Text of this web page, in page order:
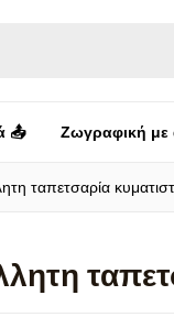
📤 Ζωγραφική με
ταπετσαρία